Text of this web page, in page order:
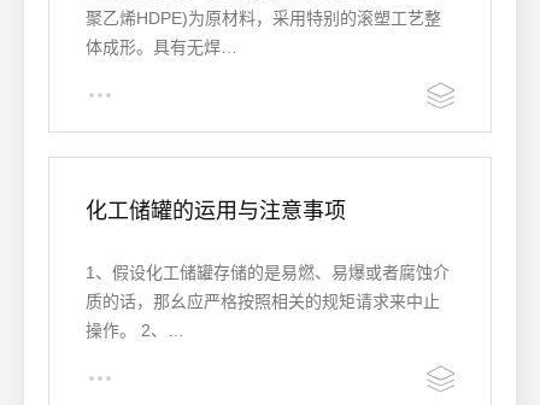
聚乙烯HDPE)为原材料，采用特别的滚塑工艺整
体成形。具有无焊…
化工储罐的运用与注意事项
1、假设化工储罐存储的是易燃、易爆或者腐蚀介
质的话，那幺应严格按照相关的规矩请求来中止
操作。 2、…